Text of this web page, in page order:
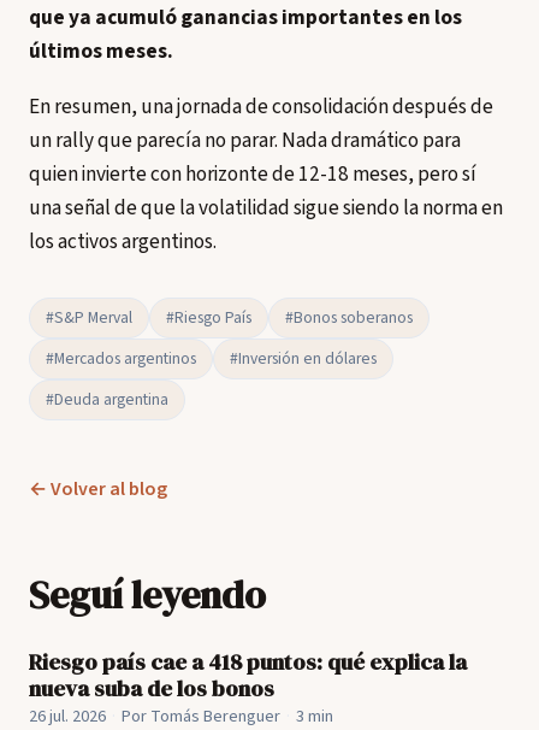
que ya acumuló ganancias importantes en los
últimos meses.
En resumen, una jornada de consolidación después de
un rally que parecía no parar. Nada dramático para
quien invierte con horizonte de 12-18 meses, pero sí
una señal de que la volatilidad sigue siendo la norma en
los activos argentinos.
#S&P Merval #Riesgo País
#Bonos soberanos
#Mercados argentinos
#Inversión en dólares
#Deuda argentina
← Volver al blog
Seguí leyendo
Riesgo país cae a 418 puntos: qué explica la
nueva suba de los bonos
26 jul. 2026 Por Tomás Berenguer 3 min